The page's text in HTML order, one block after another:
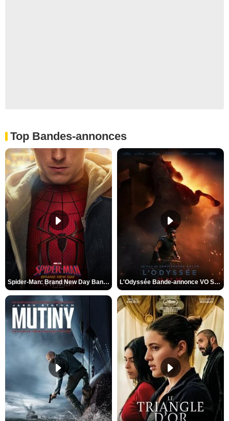
Top Bandes-annonces
Spider-Man: Brand New Day Bande-annonce VO STFR L'Odyssée Bande-annonce VO STFR